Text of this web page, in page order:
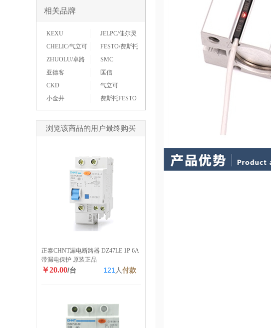
相关品牌
KEXU
JELPC/佳尔灵
CHELIC/气立可
FESTO/费斯托
ZHUOLU/卓路
SMC
亚德客
匡信
CKD
气立可
小金井
费斯托FESTO
浏览该商品的用户最终购买
正泰CHNT漏电断路器 DZ47LE 1P 6A
带漏电保护 原装正品
￥20.00/台 121 人付款